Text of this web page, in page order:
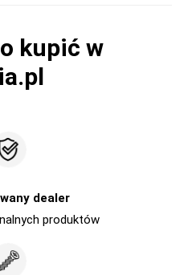
kupić w
dealer
produktów